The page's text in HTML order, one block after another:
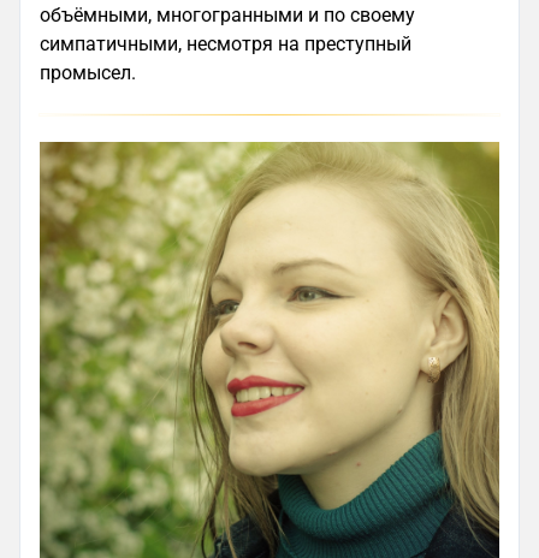
объёмными, многогранными и по своему
симпатичными, несмотря на преступный
промысел.